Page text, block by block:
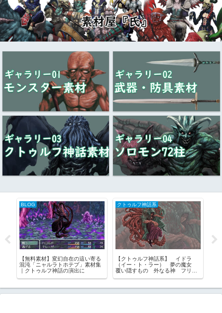
BLOG
【無料素材】変幻自在の這い寄る
混沌「ニャルラトホテプ」素材集
｜クトゥルフ神話の演出に
クトゥルフ神話系
【クトゥルフ神話系】 イドラ
（イー・ト・ラー） 夢の魔女
覆い隠すもの 外なる神 フリー